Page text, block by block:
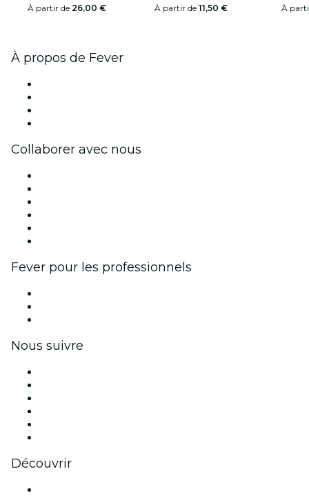
À partir de 26,00 €
À partir de 11,50 €
À
À propos de Fever
Collaborer avec nous
Fever pour les professionnels
Nous suivre
Découvrir